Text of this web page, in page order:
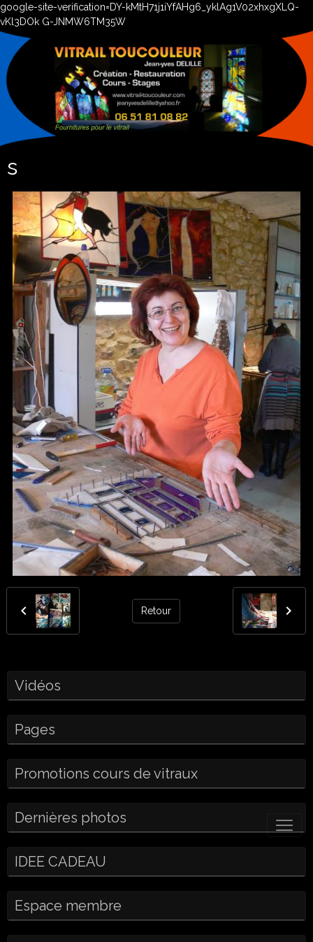
google-site-verification=DY-kMtH71j1iYfAHg6_yklAg1V02xhxgXLQ-
vKl3DOk G-JNMW6TM35W
s
Retour
Vidéos
Pages
Promotions cours de vitraux
Dernières photos
IDEE CADEAU
Espace membre